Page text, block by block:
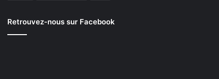
Retrouvez-nous sur Facebook